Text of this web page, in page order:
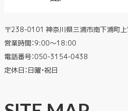
〒238-0101 神奈川県三浦市南下浦町
営業時間：9:00〜18:00
電話番号：050-3154-0438
定休日：日曜・祝日